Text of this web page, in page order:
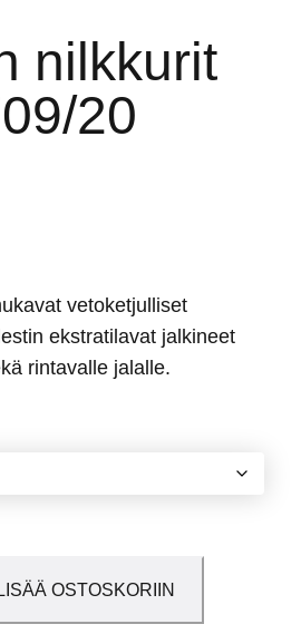
nilkkurit
20
vetoketjulliset
ekstratilavat jalkineet
rintavalle jalalle.
LISÄÄ OSTOSKORIIN